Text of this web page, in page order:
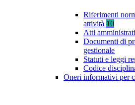
Riferimenti
attività 10
Atti
Documenti di
gestionale
Statuti e leggi
Codice
Oneri informativi per